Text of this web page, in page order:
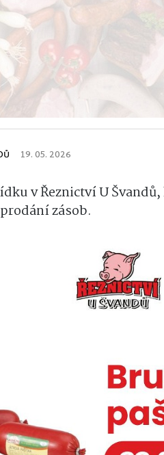
19. 05. 2026
v Řeznictví U
zásob.